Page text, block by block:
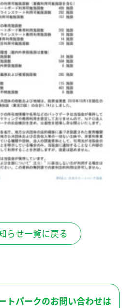
らせ一覧に戻る
トパークのお問い合わせは